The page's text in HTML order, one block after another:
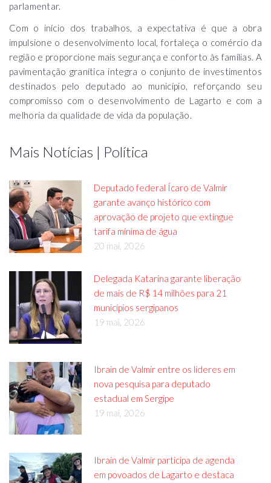
parlamentar.
Com o início dos trabalhos, a expectativa é que a obra
impulsione o desenvolvimento local, fortaleça o comércio da
região e proporcione mais segurança e conforto às famílias. A
pavimentação granítica integra o conjunto de investimentos
destinados pelo deputado ao município, reforçando seu
compromisso com o desenvolvimento de Lagarto e com a
melhoria da qualidade de vida da população.
Mais Notícias | Política
Deputado federal Ícaro de Valmir
garante avanço histórico com
aprovação de projeto que extingue
tarifa mínima de água
20 mai, 2026
Delegada Katarina garante liberação
de mais de R$ 14 milhões para 21
municípios sergipanos
19 mai, 2026
Ibrain de Valmir entre os líderes em
nova pesquisa para deputado
estadual em Sergipe
19 mai, 2026
Ibrain de Valmir participa de agenda
em povoados de Lagarto e destaca